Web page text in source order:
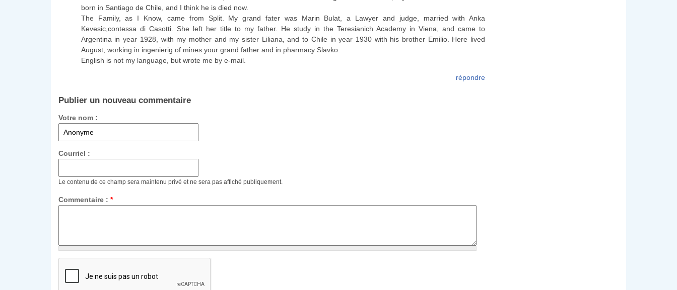
born in Santiago de Chile, and I think he is died now.
The Family, as I Know, came from Split. My grand fater was Marin Bulat, a Lawyer and judge, married with Anka
Kevesic,contessa di Casotti. She left her title to my father. He study in the Teresianich Academy in Viena, and came to
Argentina in year 1928, with my mother and my sister Liliana, and to Chile in year 1930 with his brother Emilio. Here lived
August, working in ingenierig of mines your grand father and in pharmacy Slavko.
English is not my language, but wrote me by e-mail.
répondre
Publier un nouveau commentaire
Votre nom :
Courriel :
Le contenu de ce champ sera maintenu privé et ne sera pas affiché publiquement.
Commentaire : *